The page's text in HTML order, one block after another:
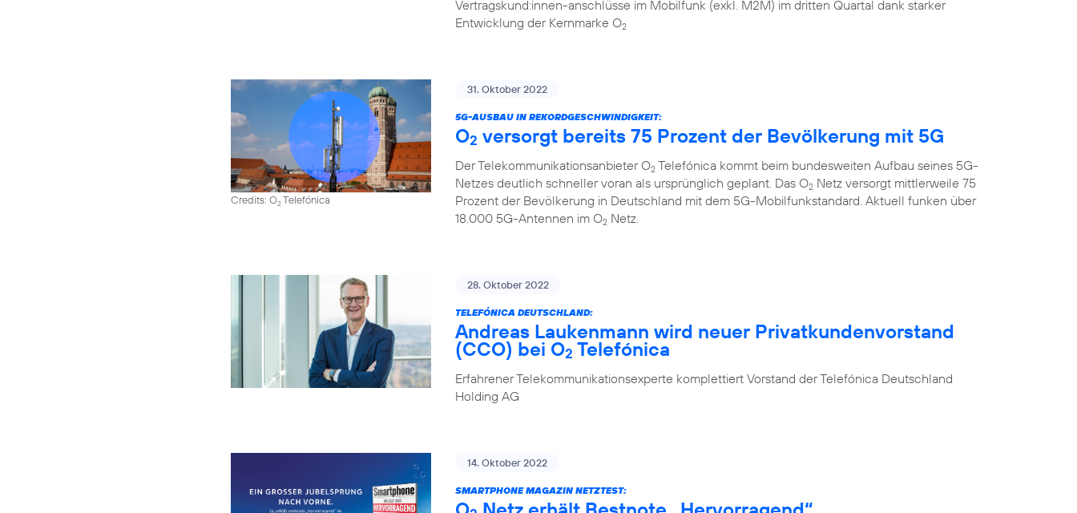
Vertragskund:innen-anschlüsse im Mobilfunk (exkl. M2M) im dritten Quartal dank starker
Entwicklung der Kernmarke O2
Credits: O2Telefónica
31. Oktober 2022
5G-AUSBAU IN REKORDGESCHWINDIGKEIT:
O2 versorgt bereits 75 Prozent der Bevölkerung mit 5G
Der Telekommunikationsanbieter O2 Telefónica kommt beim bundesweiten Aufbau seines 5G-
Netzes deutlich schneller voran als ursprünglich geplant. Das O2 Netz versorgt mittlerweile 75
Prozent der Bevölkerung in Deutschland mit dem 5G-Mobilfunkstandard. Aktuell funken über
18.000 5G-Antennen im O2 Netz.
28. Oktober 2022
TELEFÓNICA DEUTSCHLAND:
Andreas Laukenmann wird neuer Privatkundenvorstand
(CCO) bei O2 Telefónica
Erfahrener Telekommunikationsexperte komplettiert Vorstand der Telefónica Deutschland
Holding AG
14. Oktober 2022
SMARTPHONE MAGAZIN NETZTEST: